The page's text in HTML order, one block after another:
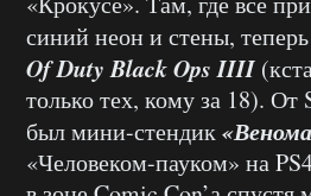
синий неон и стены, теперь
Of Duty Black Ops IIII
только тех, кому за 18). От
был мини-стендик
«Человеком-пауком» на